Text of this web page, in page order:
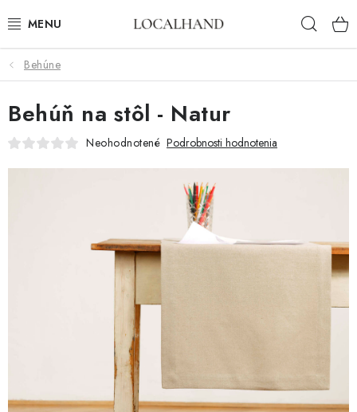
na
BYTOVÝ TEXTIL
METROVÝ TEXTIL
JAR/LETO 2026
ČALÚNIME A ŠIJEME NA MIERU
Reklamačný poriadok
Všeobecné obchodné podmienky
Ako využíváme cookies
Behúne
Behúň na stôl - Natur
Neohodnotené Podrobnosti hodnotenia